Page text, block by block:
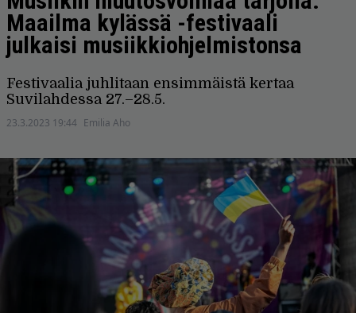
Maailma kylässä -festivaali
julkaisi musiikkiohjelmistonsa
Festivaalia juhlitaan ensimmäistä kertaa
Suvilahdessa 27.–28.5.
23.3.2023 19:44 Emilia Aho